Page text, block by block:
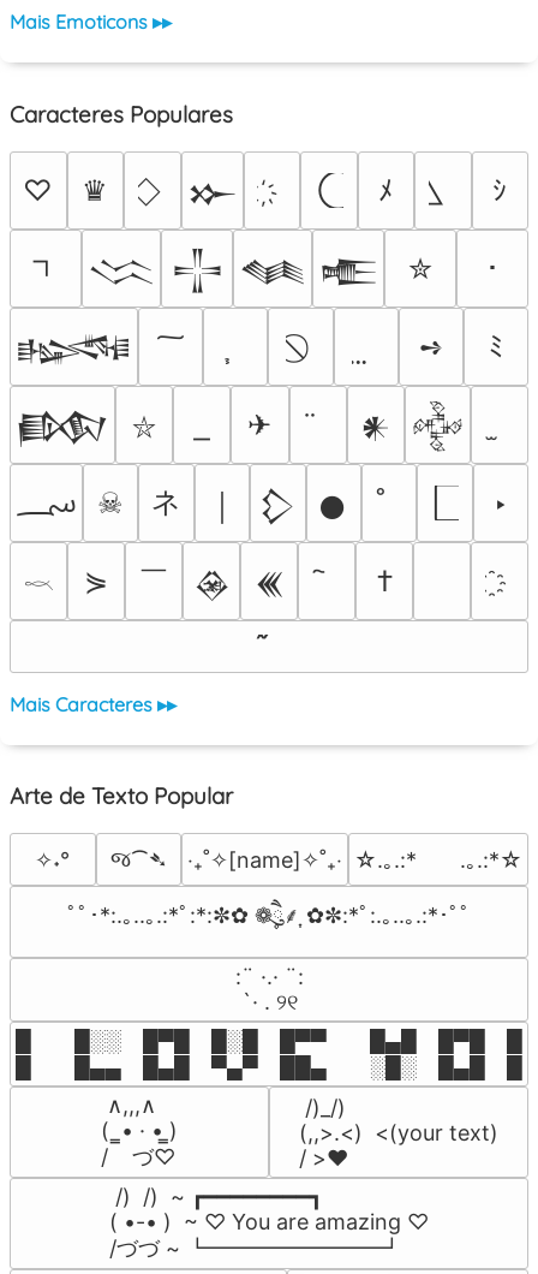
Mais Emoticons ▸▸
Caracteres Populares
♡ ♛ 𒁍 ﾒ ｼ
𒈱 𒋲 𒈝 𒍫 ✮ ･
𒈙 ➺ ﾐ
𒁃 ⛥ ✈ 𒀭 𒅒
؄ ☠ ネ 𒁷 𒊹 ‣
𓎖 ⋟ ￣ 𒊲 𒌍 †
Mais Caracteres ▸▸
Arte de Texto Popular
✧˖° જ⁀➴ ‎‧₊˚✧[name]✧˚₊‧ ☆.｡.:*　　.｡.:*☆
ﾟﾟ･*:.｡..｡.:*ﾟ:*:✼✿ ❁ཻུ۪۪⸙͎ ✿✼:*ﾟ:.｡..｡.:*･ﾟﾟ
⠀:¨ ·.· ¨:⠀
⠀ `· . ୨୧⠀
█  █░░ █▀█ █░█ █▀▀  █▄█ █▀█
█  █▄▄ █▄█ ▀▄▀ ██▄  ░█░ █▄█
∧,,,∧
(  ̳• · • ̳)
/    づ♡
/)_/)
(,,>.<)  <(your text)
/ >❤️
/)  /)  ~ ┏━━━━━━━━┓
( •-• )  ~ ♡ You are amazing ♡
/づづ ~ ┗━━━━━━━━┛